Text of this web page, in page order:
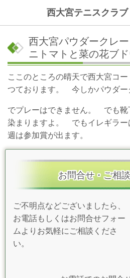
西大宮テニスクラブ
西大宮パウダークレ
ニトマトと菜の花ブド
ここのところの晴天で西大宮コ
つております。 今しかパウダー
でプレーはできません。 でも靴
染まりますよ。 でもイレギラ
週は参加賞が出ます。
お問合せ・ご相
ご不明点などございましたら、
お電話もしくはお問合せフォー
ムよりお気軽にご相談くださ
い。